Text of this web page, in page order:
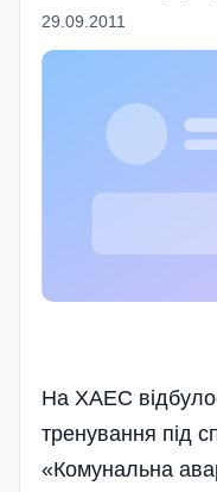
29.09.2011
На ХАЕС
тренування під
«Комунальна